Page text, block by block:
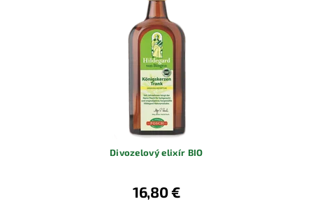
Divozelový elixír BIO
16,80 €